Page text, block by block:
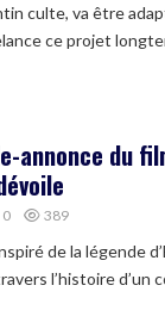
culte, va être
ce projet
annonce du
0 389
de la légende
l’histoire d’un